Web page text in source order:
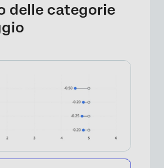
delle categorie